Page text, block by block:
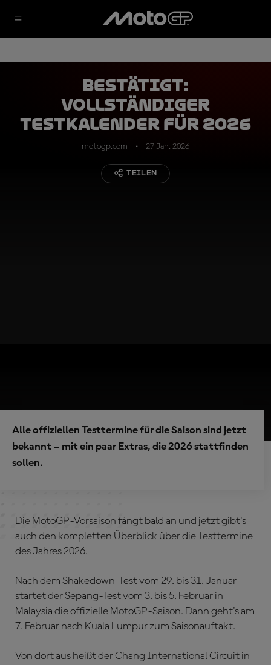
Bestätigt:
Vollständiger
Testkalender für 2026
motogp.com 27 Jan. 2026
TEILEN
Alle offiziellen Testtermine für die Saison sind jetzt
bekannt – mit ein paar Extras, die 2026 stattfinden
sollen.
Die MotoGP-Vorsaison fängt bald an und jetzt gibt's
auch den kompletten Überblick über die Testtermine
des Jahres 2026.
Nach dem Shakedown-Test vom 29. bis 31. Januar
startet der Sepang-Test vom 3. bis 5. Februar in
Malaysia die offizielle MotoGP-Saison. Dann geht's am
7. Februar nach Kuala Lumpur zum Saisonauftakt.
Von dort aus heißt der Chang International Circuit in